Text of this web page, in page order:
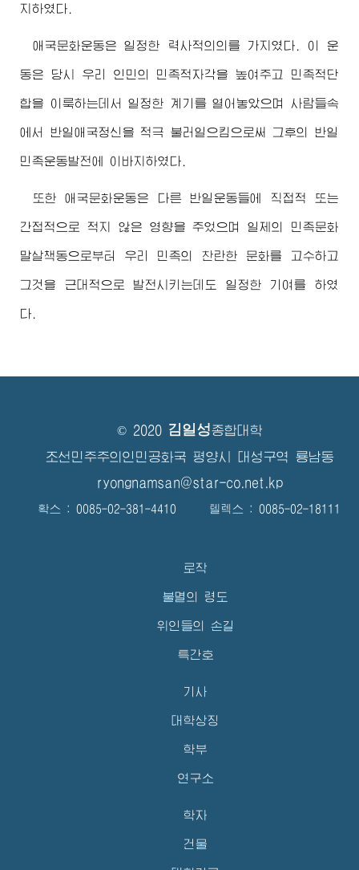
지하였다.
애국문화운동은 일정한 력사적의의를 가지였다. 이 운
동은 당시 우리 인민의 민족적자각을 높여주고 민족적단
합을 이룩하는데서 일정한 계기를 열어놓았으며 사람들속
에서 반일애국정신을 적극 불러일으킴으로써 그후의 반일
민족운동발전에 이바지하였다.
또한 애국문화운동은 다른 반일운동들에 직접적 또는
간접적으로 적지 않은 영향을 주었으며 일제의 민족문화
말살책동으로부터 우리 민족의 찬란한 문화를 고수하고
그것을 근대적으로 발전시키는데도 일정한 기여를 하였
다.
© 2020 김일성종합대학
조선민주주의인민공화국 평양시 대성구역 룡남동
ryongnamsan@star-co.net.kp
확스 : 0085-02-381-4410 텔렉스 : 0085-02-18111
로작
불멸의 령도
위인들의 손길
특간호
기사
대학상징
학부
연구소
학자
건물